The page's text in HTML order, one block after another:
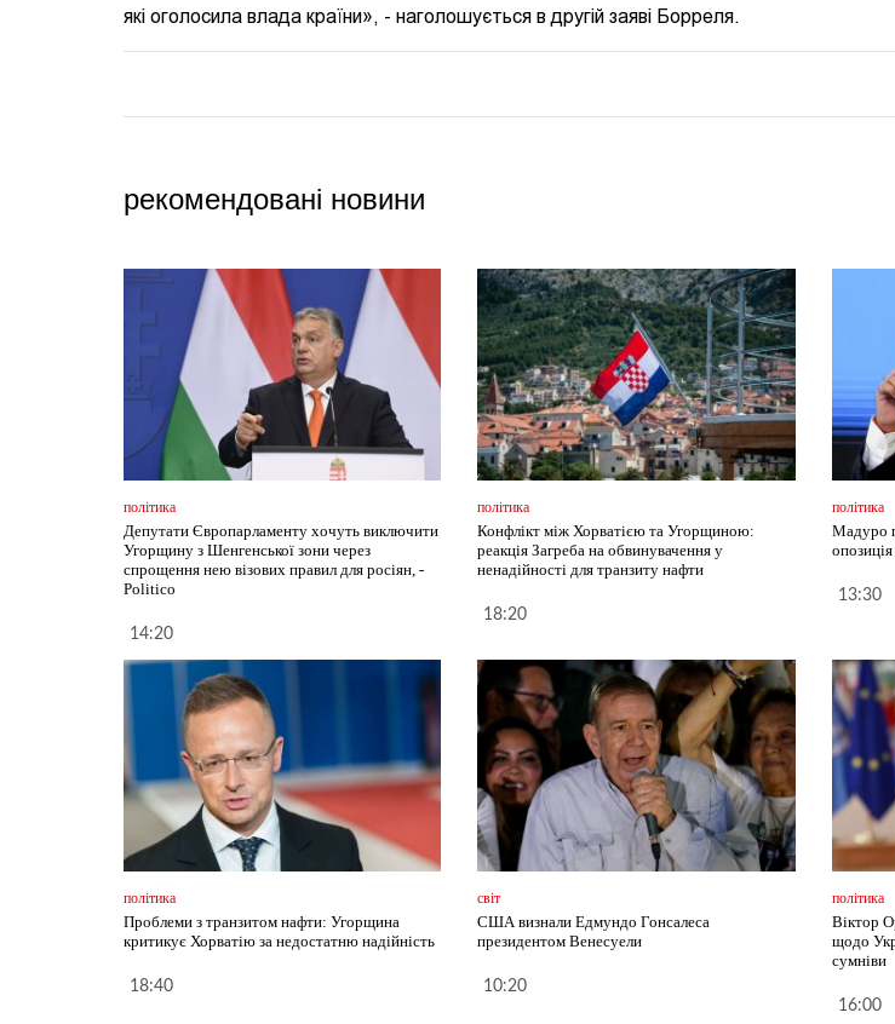
які оголосила влада країни», - наголошується в другій заяві Борреля.
рекомендовані новини
політика
Депутати Європарламенту хочуть виключити
Угорщину з Шенгенської зони через
спрощення нею візових правил для росіян, -
Politico
14:20
політика
Конфлікт між Хорватією та Угорщиною:
реакція Загреба на обвинувачення у
ненадійності для транзиту нафти
18:20
політика
Мадуро
13:30
політика
Проблеми з транзитом нафти: Угорщина
критикує Хорватію за недостатню надійність
18:40
світ
США визнали Едмундо Гонсалеса
президентом Венесуели
10:20
політика
Віктор
щодо
сумніви
16:00